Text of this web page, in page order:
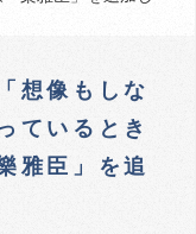
想像もしな
ているとき
雅臣」を追